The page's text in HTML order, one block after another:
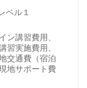
ベル１
ン講習費用、
習実施費用、
交通費（宿泊
地サポート費